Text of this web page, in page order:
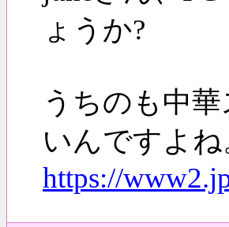
ょうか?
うちのも中
いんですよね
https://